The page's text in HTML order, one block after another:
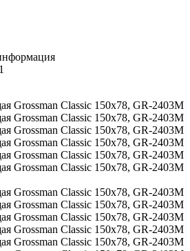
1